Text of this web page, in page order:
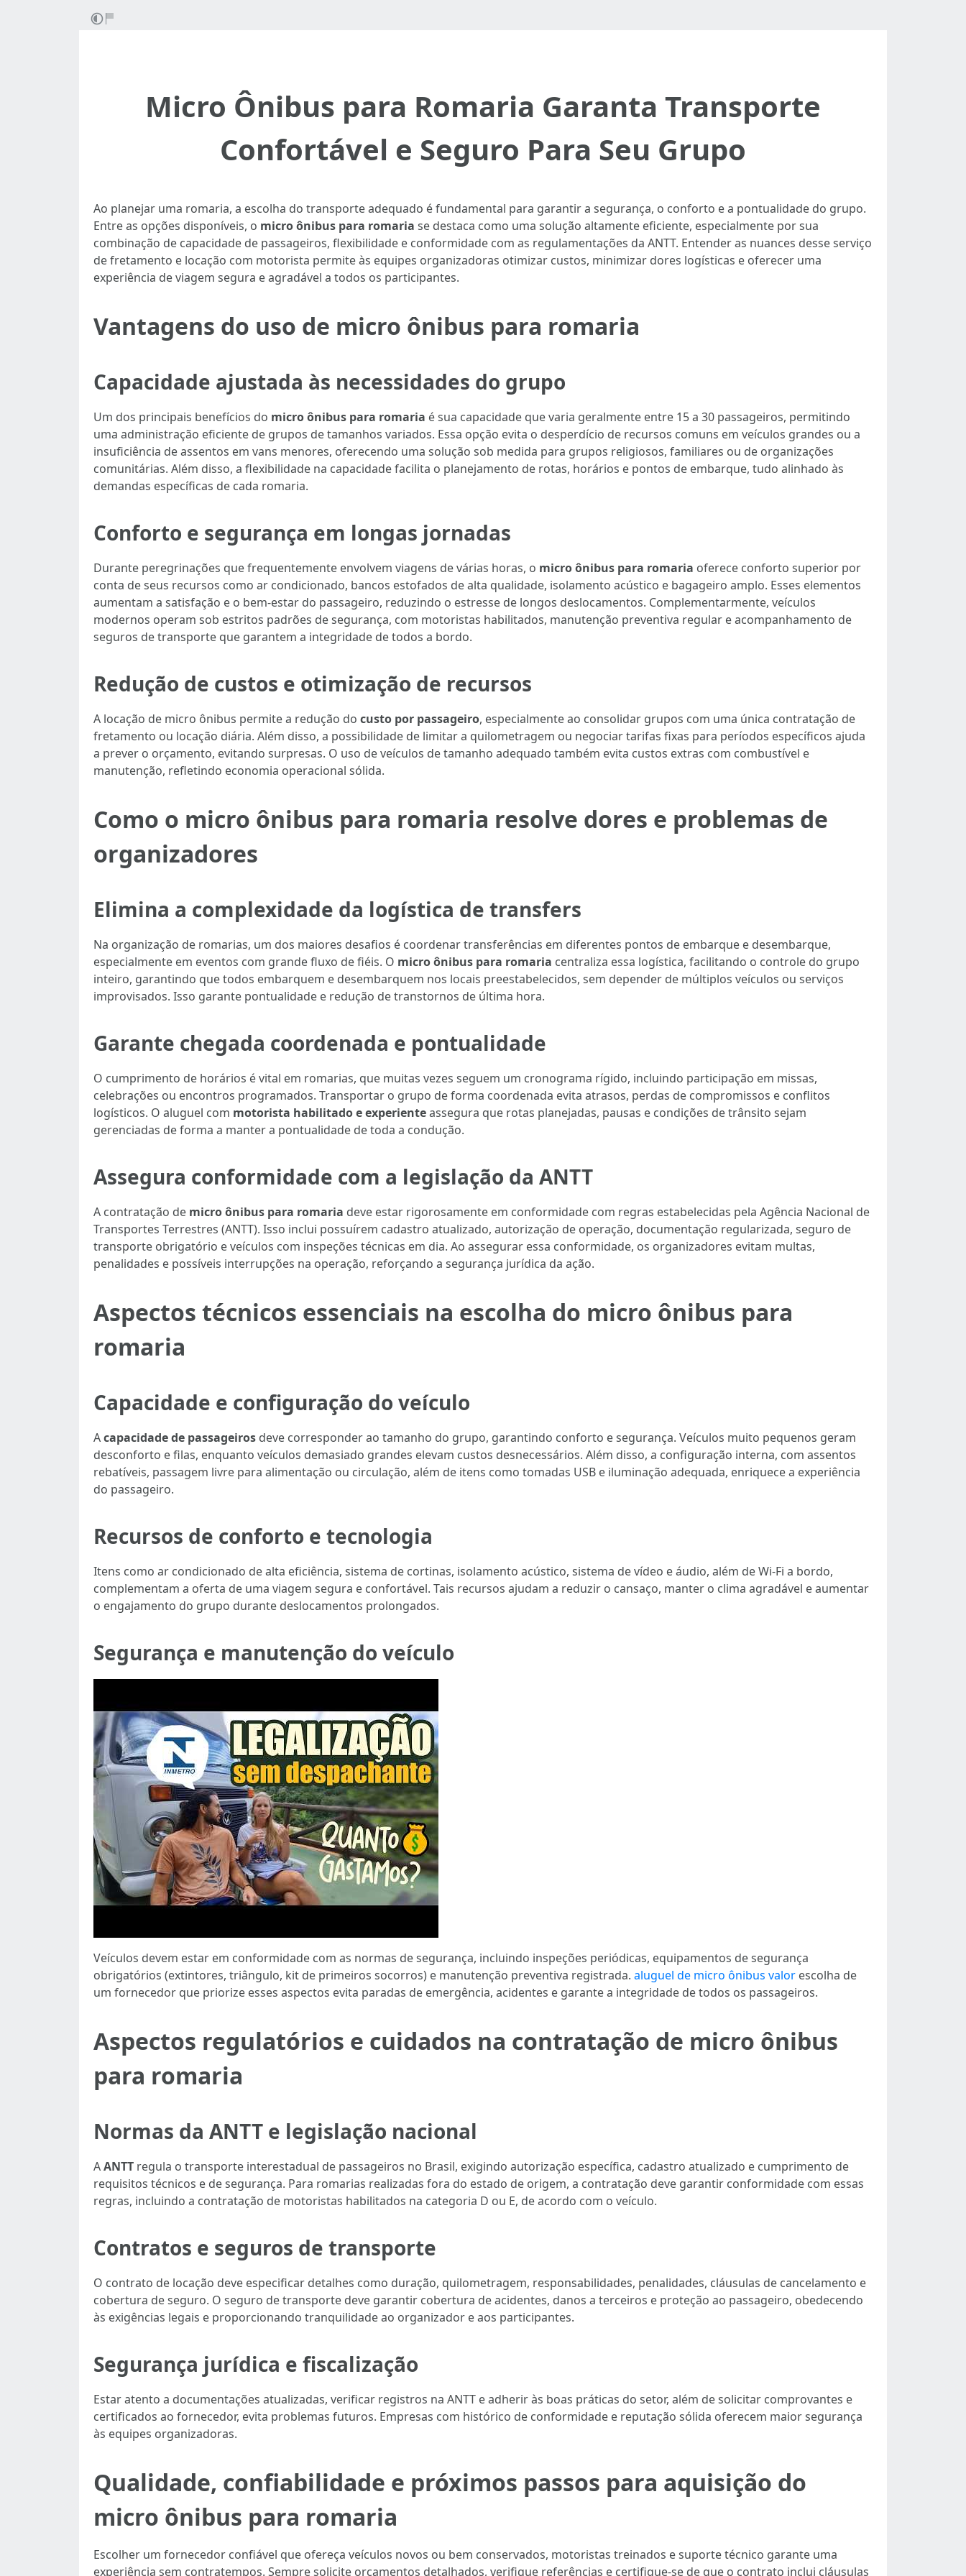
Micro Ônibus para Romaria Garanta Transporte
Confortável e Seguro Para Seu Grupo
Ao planejar uma romaria, a escolha do transporte adequado é fundamental para garantir a segurança, o conforto e a pontualidade do grupo.
Entre as opções disponíveis, o micro ônibus para romaria se destaca como uma solução altamente eficiente, especialmente por sua
combinação de capacidade de passageiros, flexibilidade e conformidade com as regulamentações da ANTT. Entender as nuances desse serviço
de fretamento e locação com motorista permite às equipes organizadoras otimizar custos, minimizar dores logísticas e oferecer uma
experiência de viagem segura e agradável a todos os participantes.
Vantagens do uso de micro ônibus para romaria
Capacidade ajustada às necessidades do grupo
Um dos principais benefícios do micro ônibus para romaria é sua capacidade que varia geralmente entre 15 a 30 passageiros, permitindo
uma administração eficiente de grupos de tamanhos variados. Essa opção evita o desperdício de recursos comuns em veículos grandes ou a
insuficiência de assentos em vans menores, oferecendo uma solução sob medida para grupos religiosos, familiares ou de organizações
comunitárias. Além disso, a flexibilidade na capacidade facilita o planejamento de rotas, horários e pontos de embarque, tudo alinhado às
demandas específicas de cada romaria.
Conforto e segurança em longas jornadas
Durante peregrinações que frequentemente envolvem viagens de várias horas, o micro ônibus para romaria oferece conforto superior por
conta de seus recursos como ar condicionado, bancos estofados de alta qualidade, isolamento acústico e bagageiro amplo. Esses elementos
aumentam a satisfação e o bem-estar do passageiro, reduzindo o estresse de longos deslocamentos. Complementarmente, veículos
modernos operam sob estritos padrões de segurança, com motoristas habilitados, manutenção preventiva regular e acompanhamento de
seguros de transporte que garantem a integridade de todos a bordo.
Redução de custos e otimização de recursos
A locação de micro ônibus permite a redução do custo por passageiro, especialmente ao consolidar grupos com uma única contratação de
fretamento ou locação diária. Além disso, a possibilidade de limitar a quilometragem ou negociar tarifas fixas para períodos específicos ajuda
a prever o orçamento, evitando surpresas. O uso de veículos de tamanho adequado também evita custos extras com combustível e
manutenção, refletindo economia operacional sólida.
Como o micro ônibus para romaria resolve dores e problemas de
organizadores
Elimina a complexidade da logística de transfers
Na organização de romarias, um dos maiores desafios é coordenar transferências em diferentes pontos de embarque e desembarque,
especialmente em eventos com grande fluxo de fiéis. O micro ônibus para romaria centraliza essa logística, facilitando o controle do grupo
inteiro, garantindo que todos embarquem e desembarquem nos locais preestabelecidos, sem depender de múltiplos veículos ou serviços
improvisados. Isso garante pontualidade e redução de transtornos de última hora.
Garante chegada coordenada e pontualidade
O cumprimento de horários é vital em romarias, que muitas vezes seguem um cronograma rígido, incluindo participação em missas,
celebrações ou encontros programados. Transportar o grupo de forma coordenada evita atrasos, perdas de compromissos e conflitos
logísticos. O aluguel com motorista habilitado e experienteassegura que rotas planejadas, pausas e condições de trânsito sejam
gerenciadas de forma a manter a pontualidade de toda a condução.
Assegura conformidade com a legislação da ANTT
A contratação de micro ônibus para romaria deve estar rigorosamente em conformidade com regras estabelecidas pela Agência Nacional de
Transportes Terrestres (ANTT). Isso inclui possuírem cadastro atualizado, autorização de operação, documentação regularizada, seguro de
transporte obrigatório e veículos com inspeções técnicas em dia. Ao assegurar essa conformidade, os organizadores evitam multas,
penalidades e possíveis interrupções na operação, reforçando a segurança jurídica da ação.
Aspectos técnicos essenciais na escolha do micro ônibus para
romaria
Capacidade e configuração do veículo
Acapacidade de passageiros deve corresponder ao tamanho do grupo, garantindo conforto e segurança. Veículos muito pequenos geram
desconforto e filas, enquanto veículos demasiado grandes elevam custos desnecessários. Além disso, a configuração interna, com assentos
rebatíveis, passagem livre para alimentação ou circulação, além de itens como tomadas USB e iluminação adequada, enriquece a experiência
do passageiro.
Recursos de conforto e tecnologia
Itens como ar condicionado de alta eficiência, sistema de cortinas, isolamento acústico, sistema de vídeo e áudio, além de Wi-Fi a bordo,
complementam a oferta de uma viagem segura e confortável. Tais recursos ajudam a reduzir o cansaço, manter o clima agradável e aumentar
o engajamento do grupo durante deslocamentos prolongados.
Segurança e manutenção do veículo
Veículos devem estar em conformidade com as normas de segurança, incluindo inspeções periódicas, equipamentos de segurança
obrigatórios (extintores, triângulo, kit de primeiros socorros) e manutenção preventiva registrada. aluguel de micro ônibus valor escolha de
um fornecedor que priorize esses aspectos evita paradas de emergência, acidentes e garante a integridade de todos os passageiros.
Aspectos regulatórios e cuidados na contratação de micro ônibus
para romaria
Normas da ANTT e legislação nacional
AANTT regula o transporte interestadual de passageiros no Brasil, exigindo autorização específica, cadastro atualizado e cumprimento de
requisitos técnicos e de segurança. Para romarias realizadas fora do estado de origem, a contratação deve garantir conformidade com essas
regras, incluindo a contratação de motoristas habilitados na categoria D ou E, de acordo com o veículo.
Contratos e seguros de transporte
O contrato de locação deve especificar detalhes como duração, quilometragem, responsabilidades, penalidades, cláusulas de cancelamento e
cobertura de seguro. O seguro de transporte deve garantir cobertura de acidentes, danos a terceiros e proteção ao passageiro, obedecendo
às exigências legais e proporcionando tranquilidade ao organizador e aos participantes.
Segurança jurídica e fiscalização
Estar atento a documentações atualizadas, verificar registros na ANTT e adherir às boas práticas do setor, além de solicitar comprovantes e
certificados ao fornecedor, evita problemas futuros. Empresas com histórico de conformidade e reputação sólida oferecem maior segurança
às equipes organizadoras.
Qualidade, confiabilidade e próximos passos para aquisição do
micro ônibus para romaria
Escolher um fornecedor confiável que ofereça veículos novos ou bem conservados, motoristas treinados e suporte técnico garante uma
experiência sem contratempos. Sempre solicite orçamentos detalhados, verifique referências e certifique-se de que o contrato inclui cláusulas